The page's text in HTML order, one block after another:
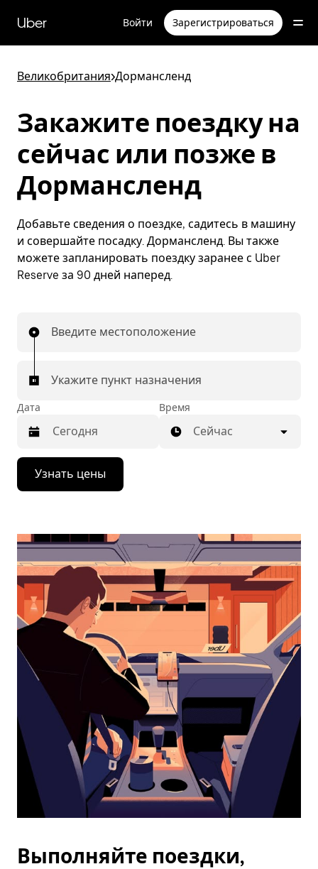
перейти
к
содержимому
Uber Войти Зарегистрироваться
Великобритания>Дормансленд
Закажите поездку на
сейчас или позже в
Дормансленд
Добавьте сведения о поездке, садитесь в машину
и совершайте посадку. Дормансленд. Вы также
можете запланировать поездку заранее с Uber
Reserve за 90 дней наперед.
Введите местоположение
Укажите пункт назначения
Дата
Нажмите
стрелку
вниз,
календарю
выбрать
дату.
Чтобы
закрыть
календарь,
нажмите
Esc.
Время
Сейчас
Узнать цены
Выполняйте поездки,